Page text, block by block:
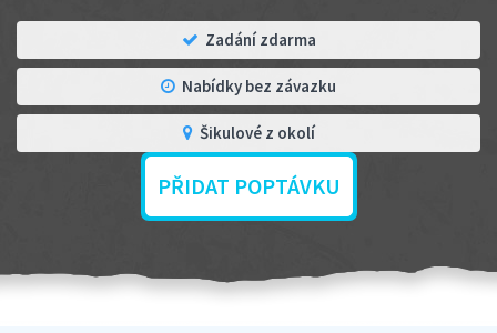
Zadání zdarma
Nabídky bez závazku
Šikulové z okolí
PŘIDAT POPTÁVKU